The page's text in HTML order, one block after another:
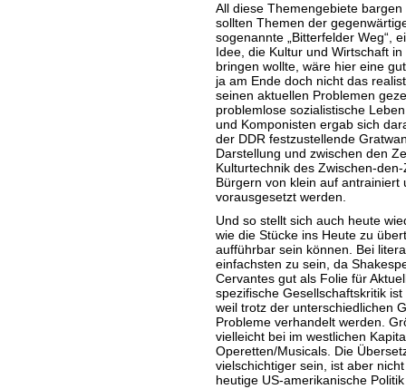
All diese Themengebiete
sollten Themen der
sogenannte „Bitterfelder Weg“,
Idee, die Kultur und Wirtschaft
bringen wollte, wäre hier eine
ja am Ende doch nicht das
seinen aktuellen Problemen
problemlose sozialistische
und Komponisten ergab sich
der DDR festzustellende
Darstellung und zwischen den
Kulturtechnik des Zwischen-
Bürgern von klein auf antrainiert
vorausgesetzt werden.
Und so stellt sich auch heute
wie die Stücke ins Heute zu
aufführbar sein können. Bei
einfachsten zu sein, da
Cervantes gut als Folie für
spezifische Gesellschaftskritik
weil trotz der unterschiedlichen
Probleme verhandelt werden.
vielleicht bei im westlichen
Operetten/Musicals. Die
vielschichtiger sein, ist aber
heutige US-amerikanische